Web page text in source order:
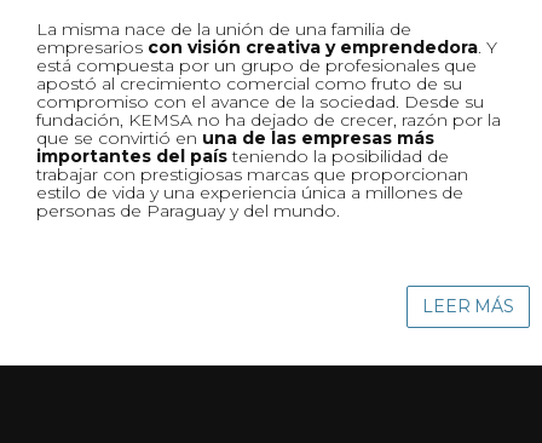
La misma nace de la unión de una familia de
empresarios con visión creativa y emprendedora. Y
está compuesta por un grupo de profesionales que
apostó al crecimiento comercial como fruto de su
compromiso con el avance de la sociedad. Desde su
fundación, KEMSA no ha dejado de crecer, razón por la
que se convirtió en una de las empresas más
importantes del paísteniendo la posibilidad de
trabajar con prestigiosas marcas que proporcionan
estilo de vida y una experiencia única a millones de
personas de Paraguay y del mundo.
LEER MÁS